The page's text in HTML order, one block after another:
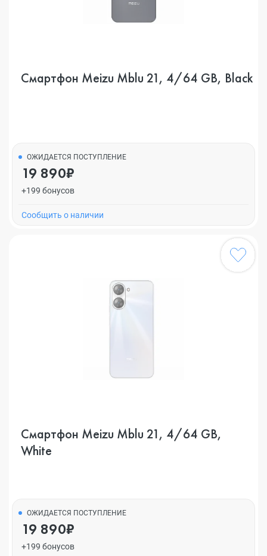
Смартфон Meizu Mblu 21, 4/64 GB, Black
ОЖИДАЕТСЯ ПОСТУПЛЕНИЕ
19 890₽
+199 бонусов
Cообщить о наличии
Смартфон Meizu Mblu 21, 4/64 GB,
White
ОЖИДАЕТСЯ ПОСТУПЛЕНИЕ
19 890₽
+199 бонусов